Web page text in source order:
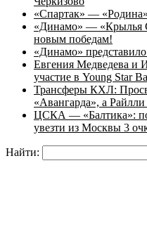
«Спартак» —
«Динамо» — «Крылья
новым победам!
«Динамо»
Евгения Медведева и
участие в Young Star
Трансферы КХЛ:
«Авангарда», а
ЦСКА — «Балтика»:
увезти из Москвы 3
Найти: